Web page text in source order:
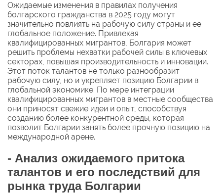
Ожидаемые изменения в правилах получения
болгарского гражданства в 2025 году могут
значительно повлиять на рабочую силу страны и ее
глобальное положение. Привлекая
квалифицированных мигрантов, Болгария может
решить проблемы нехватки рабочей силы в ключевых
секторах, повышая производительность и инновации.
Этот поток талантов не только разнообразит
рабочую силу, но и укрепляет позицию Болгарии в
глобальной экономике. По мере интеграции
квалифицированных мигрантов в местные сообщества
они приносят свежие идеи и опыт, способствуя
созданию более конкурентной среды, которая
позволит Болгарии занять более прочную позицию на
международной арене.
- Анализ ожидаемого притока
талантов и его последствий для
рынка труда Болгарии